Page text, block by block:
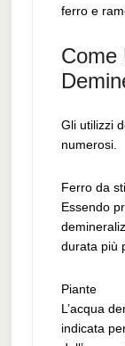
ferro e
Come
Gli utilizzi
numerosi.
Ferro da
Essendo
durata più
Piante
L’acqua
indicata